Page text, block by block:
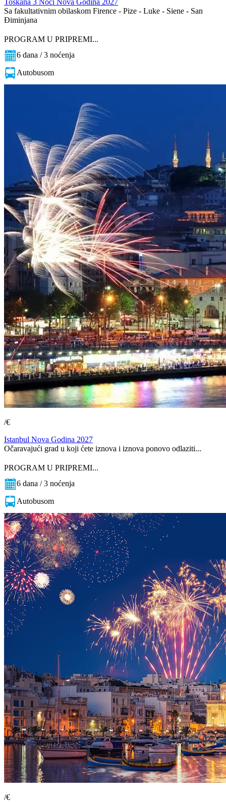
Sa fakultativnim obilaskom Firence - Pize - Luke - Siene - San
Điminjana
PROGRAM U PRIPREMI...
6 dana / 3 noćenja
Autobusom
/€
Istanbul Nova Godina 2027
Očaravajući grad u koji ćete iznova i iznova ponovo odlaziti...
PROGRAM U PRIPREMI...
6 dana / 3 noćenja
Autobusom
/€